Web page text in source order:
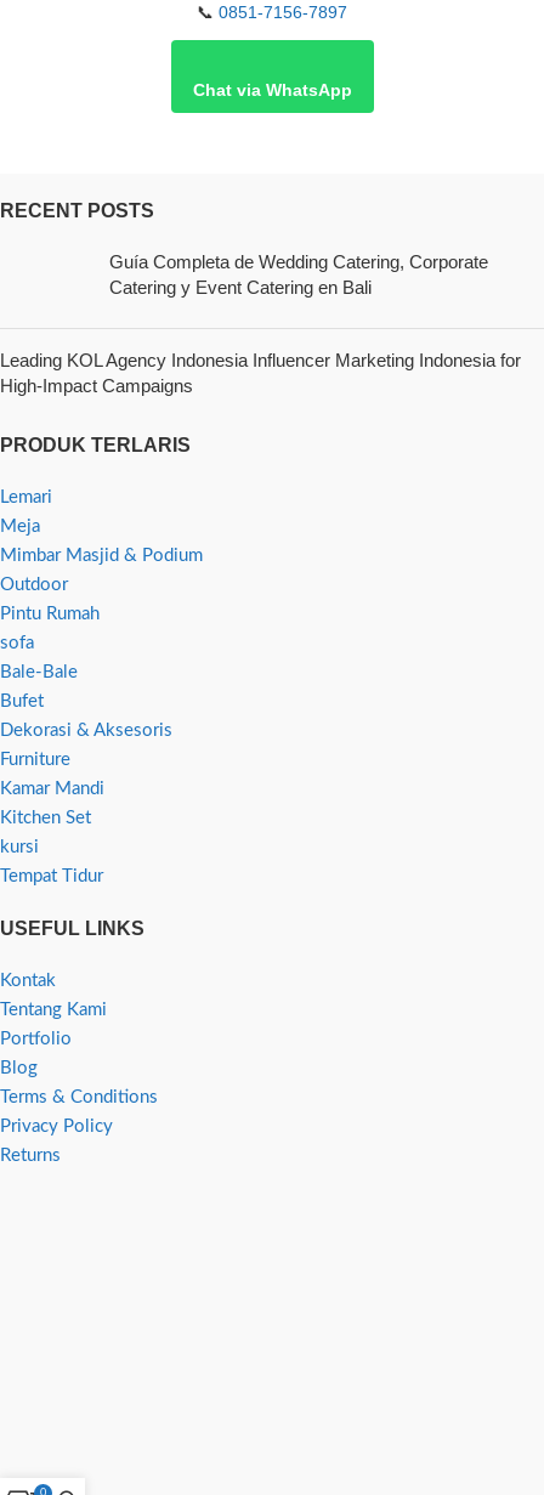
📞 0851-7156-7897
Chat via WhatsApp
RECENT POSTS
Guía Completa de Wedding Catering, Corporate
Catering y Event Catering en Bali
Leading KOL Agency Indonesia Influencer Marketing Indonesia for
High-Impact Campaigns
PRODUK TERLARIS
Lemari
Meja
Mimbar Masjid & Podium
Outdoor
Pintu Rumah
sofa
Bale-Bale
Bufet
Dekorasi & Aksesoris
Furniture
Kamar Mandi
Kitchen Set
kursi
Tempat Tidur
USEFUL LINKS
Kontak
Tentang Kami
Portfolio
Blog
Terms & Conditions
Privacy Policy
Returns